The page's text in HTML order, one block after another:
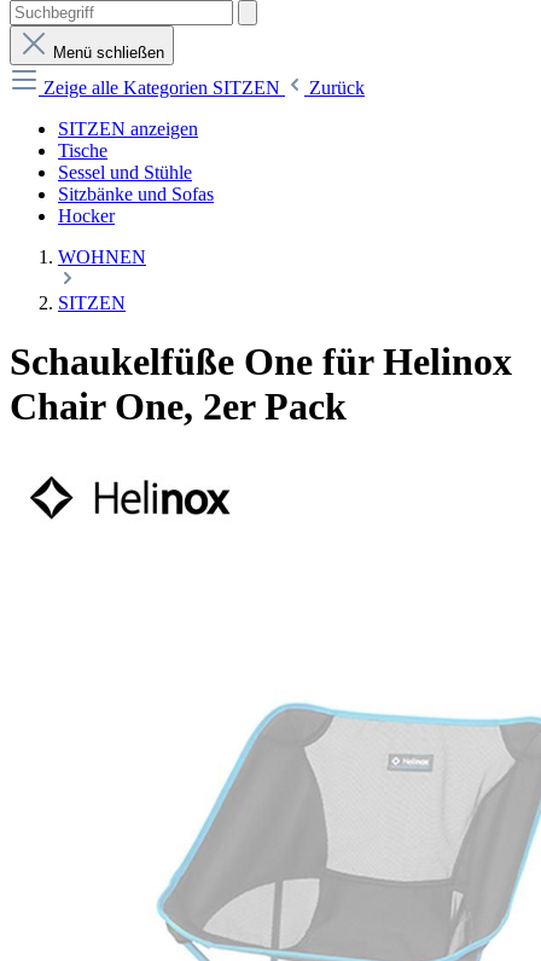
Menü schließen
Zeige alle Kategorien SITZEN
Zurück
SITZEN anzeigen
Tische
Sessel und Stühle
Sitzbänke und Sofas
Hocker
WOHNEN
SITZEN
Schaukelfüße One für Helinox
Chair One, 2er Pack